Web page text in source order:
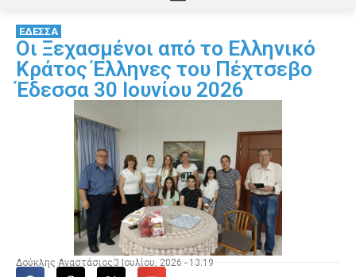
ΕΔΕΣΣΑ
Οι Ξεχασμένοι από το Ελληνικό
Κράτος Έλληνες του Πέχτσεβο
Έδεσσα 30 Ιουνίου 2026
Δούκλης Αναστάσιος 3 Ιουλίου, 2026 - 13:19